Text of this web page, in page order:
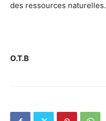
des ressources naturelles.
O.T.B